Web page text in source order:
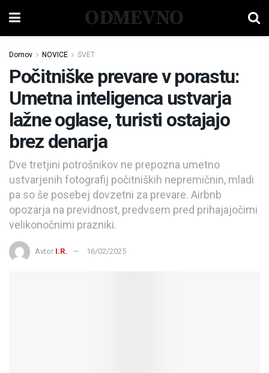
ODMEVNO
Domov NOVICE SVET
Počitniške prevare v porastu:
Umetna inteligenca ustvarja
lažne oglase, turisti ostajajo
brez denarja
Dve tretjini potrošnikov ne prepozna umetno
ustvarjenih fotografij počitniških nepremičnin, mladi
pa so še posebej dovzetni za prevare. Airbnb
opozarja na previdnost, predvsem pred prihajajočimi
velikonočnimi prazniki.
Avtor I.R. 16/02/2025